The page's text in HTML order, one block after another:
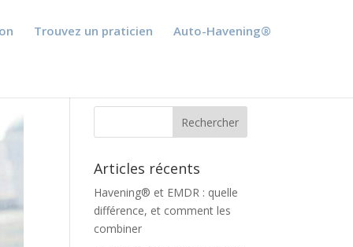
Trouvez un praticien Auto-Havening®
Articles récents
Havening® et EMDR : quelle
différence, et comment les
combiner